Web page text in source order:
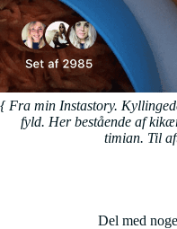
{ Fra min Instastory.
fyld. Her bestående af
timian. Til
Del med